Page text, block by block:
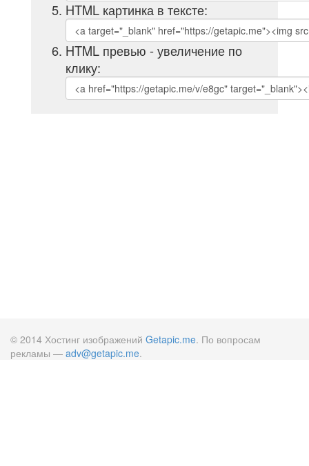
HTML картинка в тексте:
HTML превью - увеличение по
клику:
© 2014 Хостинг изображений Getapic.me. По вопросам
рекламы — adv@getapic.me.